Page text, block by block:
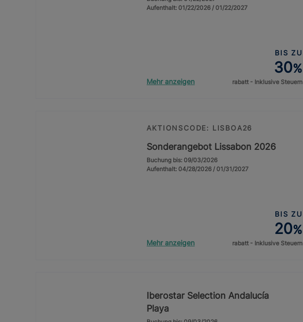
Aufenthalt: 01/22/2026 / 01/22/2027
Mehr anzeigen
BIS ZU
30%
rabatt - Inklusive Steuern
AKTIONSCODE: LISBOA26
Sonderangebot Lissabon 2026
Buchung bis: 09/03/2026
Aufenthalt: 04/28/2026 / 01/31/2027
Mehr anzeigen
BIS ZU
20%
rabatt - Inklusive Steuern
Iberostar Selection Andalucía
Playa